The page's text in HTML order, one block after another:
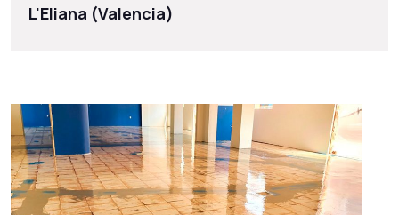
L'Eliana (Valencia)